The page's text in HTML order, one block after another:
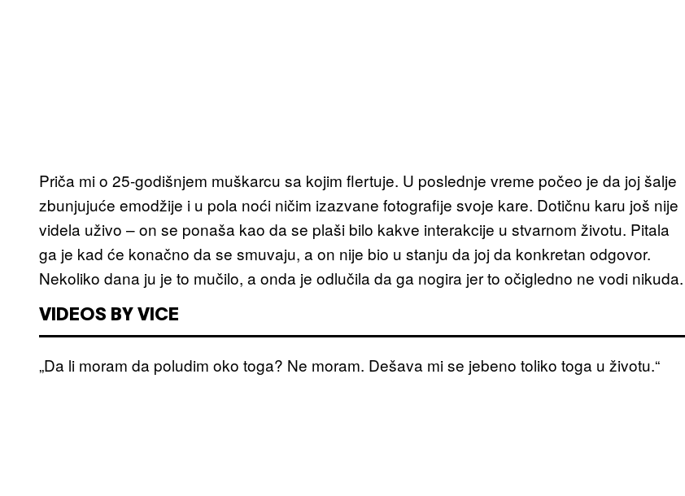
Priča mi o 25-godišnjem muškarcu sa kojim flertuje. U poslednje vreme počeo je da joj šalje
zbunjujuće emodžije i u pola noći ničim izazvane fotografije svoje kare. Dotičnu karu još nije
videla uživo – on se ponaša kao da se plaši bilo kakve interakcije u stvarnom životu. Pitala
ga je kad će konačno da se smuvaju, a on nije bio u stanju da joj da konkretan odgovor.
Nekoliko dana ju je to mučilo, a onda je odlučila da ga nogira jer to očigledno ne vodi nikuda.
VIDEOS BY VICE
„Da li moram da poludim oko toga? Ne moram. Dešava mi se jebeno toliko toga u životu.“